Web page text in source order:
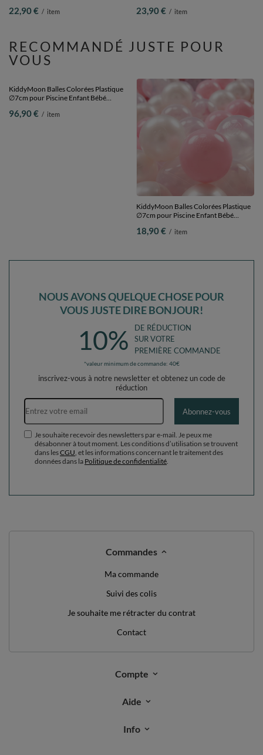
Balles/6cm
22,90 € / item
poudré/perle, 100 Balles/7cm
23,90 € / item
RECOMMANDÉ JUSTE POUR
VOUS
KiddyMoon Balles Colorées Plastique
∅7cm pour Piscine Enfant Bébé
poudré/perle/transparent, 50
18,90 € / item
NOUS AVONS QUELQUE CHOSE POUR
VOUS JUSTE DIRE BONJOUR!
10%
DE RÉDUCTION
SUR VOTRE
PREMIÈRE COMMANDE
*valeur minimum de commande: 40€
inscrivez-vous à notre newsletter et obtenez un code de
réduction
Adresse e-mail
Abonnez-vous
Je souhaite recevoir des newsletters par e-mail. Je peux me
désabonner à tout moment. Les conditions d’utilisation se trouvent
dans lesCGU , et les informations concernant le traitement des
données dans la Politique de confidentialité
Commandes
Ma commande
Suivi des colis
Je souhaite me rétracter du contrat
Contact
Compte
Aide
Info